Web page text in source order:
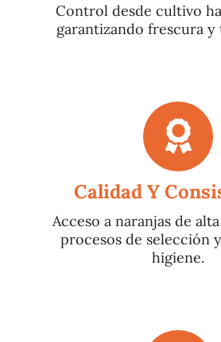
Control desde cultivo
garantizando frescura y
Calidad Y
Acceso a naranjas de
procesos de selección
higiene.